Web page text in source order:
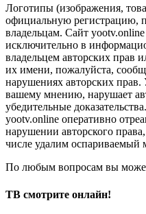
Логотипы (изображения,
официальную регистрацию,
владельцам. Сайт
исключительно в
владельцем авторских прав
их имени, пожалуйста,
нарушениях авторских
вашему мнению, нарушает
убедительные
yootv.online оперативно
нарушении авторского
числе удалим оспариваемый
По любым вопросам вы
ТВ смотрите онлайн!